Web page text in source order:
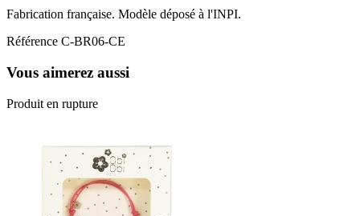
Fabrication française. Modèle déposé à l'INPI.
Référence C-BR06-CE
Vous aimerez aussi
Produit en rupture